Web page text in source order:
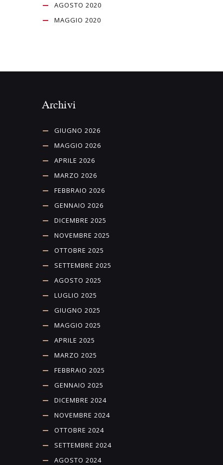
AGOSTO 2020
MAGGIO 2020
Archivi
GIUGNO 2026
MAGGIO 2026
APRILE 2026
MARZO 2026
FEBBRAIO 2026
GENNAIO 2026
DICEMBRE 2025
NOVEMBRE 2025
OTTOBRE 2025
SETTEMBRE 2025
AGOSTO 2025
LUGLIO 2025
GIUGNO 2025
MAGGIO 2025
APRILE 2025
MARZO 2025
FEBBRAIO 2025
GENNAIO 2025
DICEMBRE 2024
NOVEMBRE 2024
OTTOBRE 2024
SETTEMBRE 2024
AGOSTO 2024